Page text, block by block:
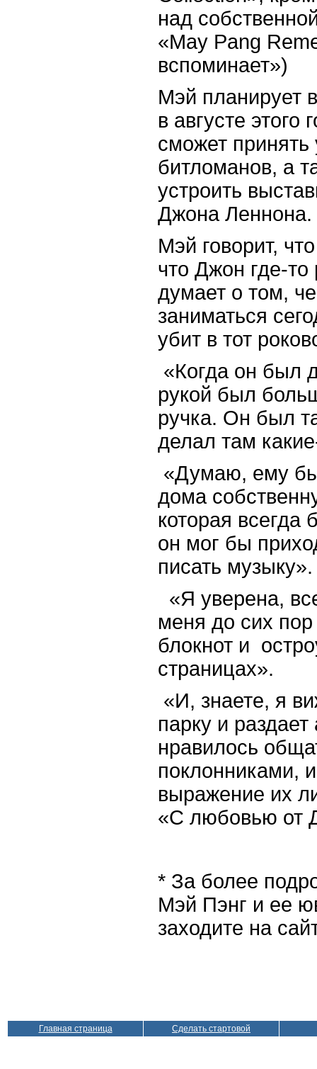
над
«May Pang
вспоминает»)
Мэй планирует
в августе этого
сможет принять
битломанов, а
устроить
Джона Леннона.
Мэй говорит,
что Джон где-
думает о том,
заниматься
убит в тот
«Когда он был
рукой был
ручка. Он был
делал там
«Думаю, ему бы
дома
которая
он мог бы
писать музыку».
«Я уверена,
меня до сих пор
блокнот и
страницах».
«И, знаете, я
парку и
нравилось
поклонниками,
выражение их
«С любовью от
* За более
Мэй Пэнг и ее
заходите на
Главная страница Сделать стартовой